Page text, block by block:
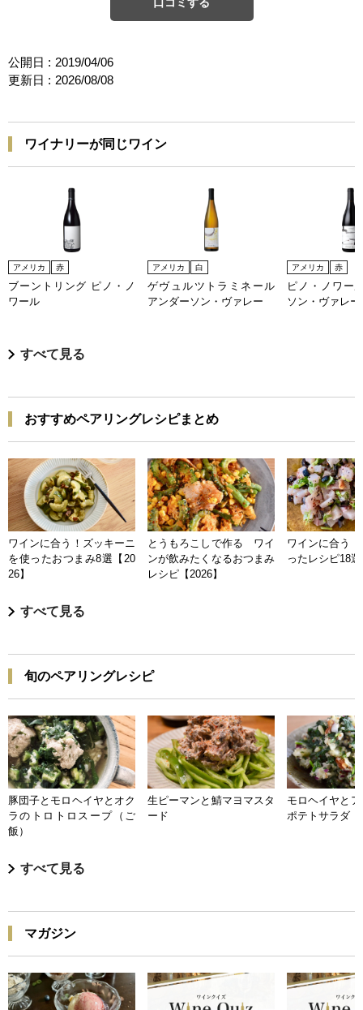
公開日 : 2019/04/06
更新日 : 2026/08/08
ワイナリーが同じワイン
アメリカ 赤
ブーントリング ピノ・ノ
ワール
アメリカ 白
ゲヴュルツトラミネール
アンダーソン・ヴァレー
アメリカ 赤
ピノ・ノワー
ソン・ヴァレー
すべて見る
おすすめペアリングレシピまとめ
ワインに合う！ズッキーニ
を使ったおつまみ8選【20
26】
とうもろこしで作る ワイ
ンが飲みたくなるおつまみ
レシピ【2026】
ワインに合う
ったレシピ18
すべて見る
旬のペアリングレシピ
豚団子とモロヘイヤとオク
ラのトロトロスープ（ご
飯）
生ピーマンと鯖マヨマスタ
ード
モロヘイヤと
ポテトサラダ
すべて見る
マガジン